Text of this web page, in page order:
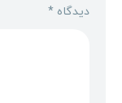
دیدگاه *